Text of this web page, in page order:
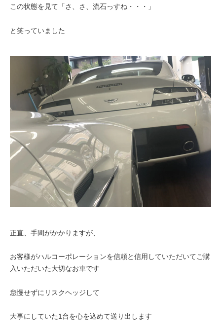
この状態を見て「さ、さ、流石っすね・・・」
と笑っていました
正直、手間がかかりますが、
お客様がハルコーポレーションを信頼と信用していただいてご購
入いただいた大切なお車です
怠慢せずにリスクヘッジして
大事にしていた1台を心を込めて送り出します